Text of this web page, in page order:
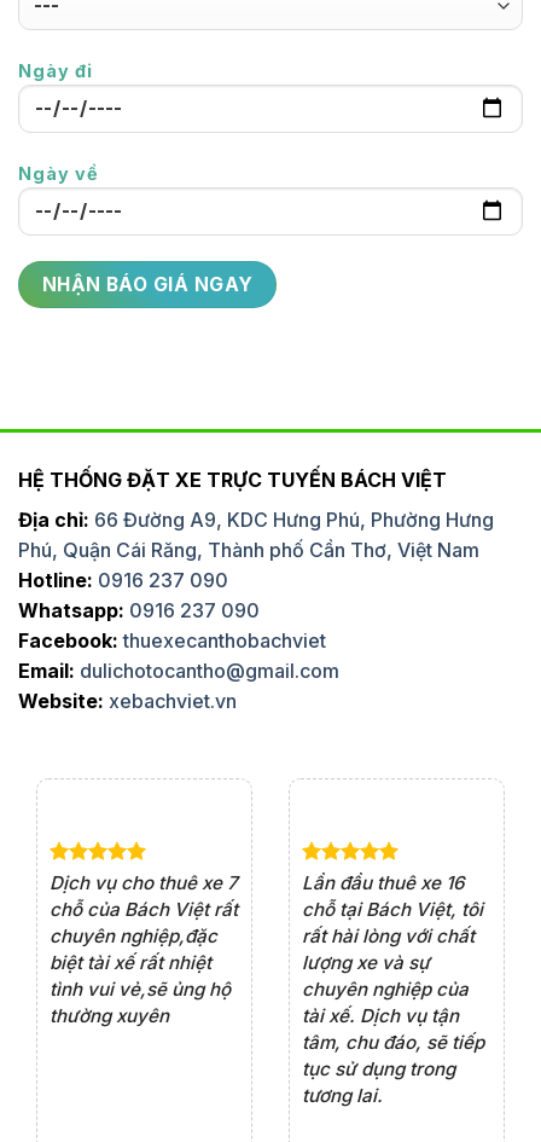
Ngày đi
Ngày về
HỆ THỐNG ĐẶT XE TRỰC TUYẾN BÁCH VIỆT
Địa chỉ: 66 Đường A9, KDC Hưng Phú, Phường Hưng
Phú, Quận Cái Răng, Thành phố Cần Thơ, Việt Nam
Hotline: 0916 237 090
Whatsapp: 0916 237 090
Facebook: thuexecanthobachviet
Email: dulichotocantho@gmail.com
Website: xebachviet.vn
Dịch vụ cho thuê xe 7
chỗ của Bách Việt rất
chuyên nghiệp,đặc
biệt tài xế rất nhiệt
tình vui vẻ,sẽ ủng hộ
thường xuyên
Lần đầu thuê xe 16
chỗ tại Bách Việt, tôi
rất hài lòng với chất
lượng xe và sự
chuyên nghiệp của
tài xế. Dịch vụ tận
tâm, chu đáo, sẽ tiếp
tục sử dụng trong
tương lai.